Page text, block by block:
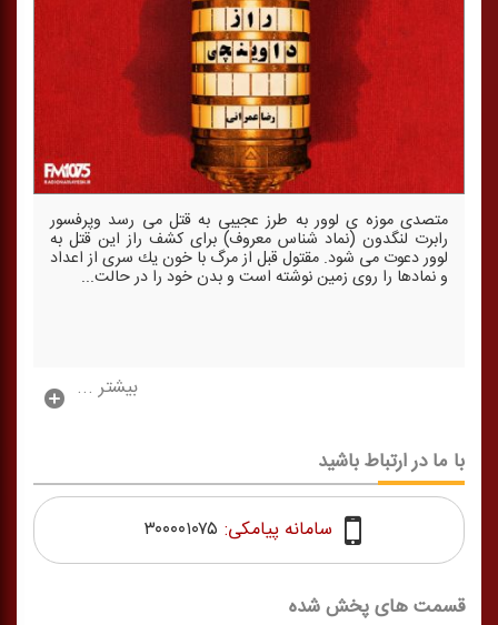
متصدی موزه ی لوور به طرز عجیبی به قتل می رسد وپرفسور
رابرت لنگدون (نماد شناس معروف) برای كشف راز این قتل به
لوور دعوت می شود. مقتول قبل از مرگ با خون یك سری از اعداد
و نمادها را روی زمین نوشته است و بدن خود را در حالت...
بیشتر ...
قسمت های پخش شده
با ما در ارتباط باشید
سامانه پیامکی: ۳۰۰۰۰۱۰۷۵